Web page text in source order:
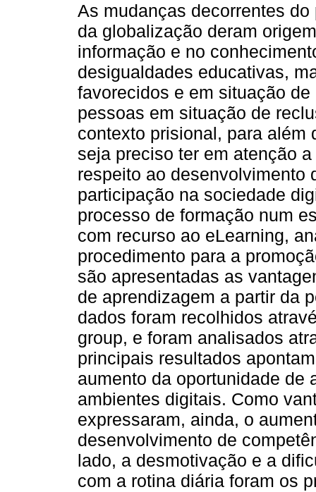
As mudanças decorrentes
da globalização deram
informação e no
desigualdades educativas,
favorecidos e em situação
pessoas em situação de
contexto prisional, para além
seja preciso ter em atenção
respeito ao desenvolvimento
participação na sociedade
processo de formação num
com recurso ao eLearning,
procedimento para a
são apresentadas as
de aprendizagem a partir da
dados foram recolhidos
group, e foram analisados
principais resultados
aumento da oportunidade de
ambientes digitais. Como
expressaram, ainda, o
desenvolvimento de
lado, a desmotivação e a
com a rotina diária foram os